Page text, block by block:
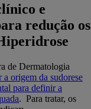
e
redução os
de Dermatologia
a origem da sudorese
para definir a
. Para tratar, os